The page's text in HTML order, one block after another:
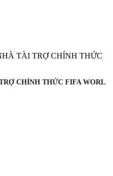
TÀI TRỢ CHÍNH THỨC
CHÍNH THỨC FIFA WORL